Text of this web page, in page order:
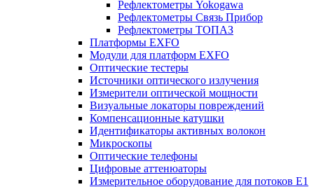
Рефлектометры Yokogawa
Рефлектометры Связь Прибор
Рефлектометры ТОПАЗ
Платформы EXFO
Модули для платформ EXFO
Оптические тестеры
Источники оптического излучения
Измерители оптической мощности
Визуальные локаторы повреждений
Компенсационные катушки
Идентификаторы активных волокон
Микроскопы
Оптические телефоны
Цифровые аттенюаторы
Измерительное оборудование для потоков Е1